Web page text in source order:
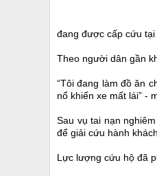
đang được cấp cứu tại
Theo người dân gần
“Tôi đang làm đồ ăn
nổ khiến xe mất lái” -
Sau vụ tai nạn
để giải cứu hành khách.
Lực lượng cứu hộ đã